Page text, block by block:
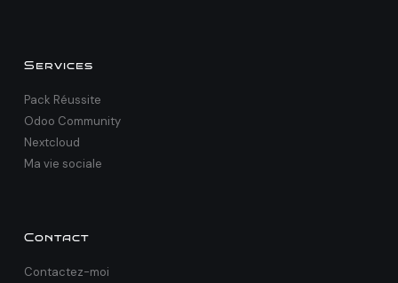
Services
Pack Réussite
Odoo Community
Nextcloud
Ma vie sociale
Contact
Contactez-moi